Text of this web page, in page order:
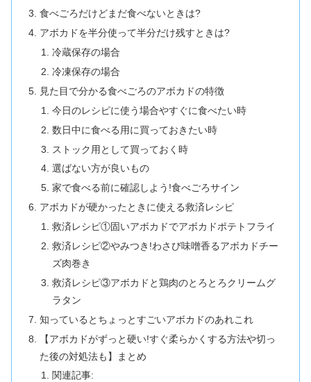
食べごろだけどまだ食べないときは?
アボカドを半分使って半分だけ残すときは?
冷蔵保存の場合
冷凍保存の場合
見た目で分かる食べごろのアボカドの特徴
今日のレシピに使う場合やすぐに食べたい時
数日中に食べる用に買っておきたい時
ストック用として買っておく時
選ばない方が良いもの
家で食べる前に確認しよう!食べごろサイン
アボカドが硬かったときに使える救済レシピ
救済レシピ①固いアボカドでアボカドポテトフライ
救済レシピ②やみつき!わさび味噌香るアボカドチー
ズ肉巻き
救済レシピ③アボカドと鶏肉のとろとろクリームグ
ラタン
知っているとちょっとすごいアボカドのあれこれ
【アボカドがずっと硬い!すぐ柔らかくする方法や切っ
た後の対処法も】まとめ
関連記事: